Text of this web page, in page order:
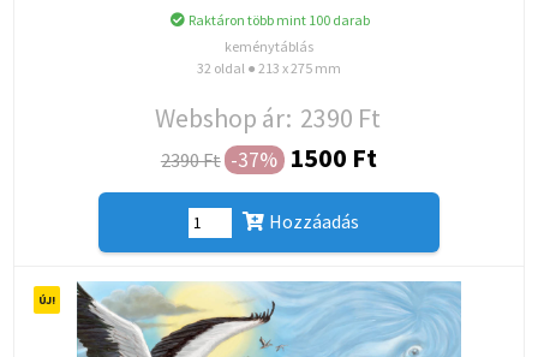
Raktáron több mint 100 darab
keménytáblás
32 oldal ● 213 x 275 mm
Webshop ár: 2390 Ft
2390 Ft -37% 1500 Ft
Hozzáadás